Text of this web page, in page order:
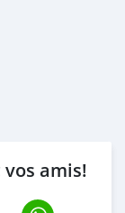
amis!